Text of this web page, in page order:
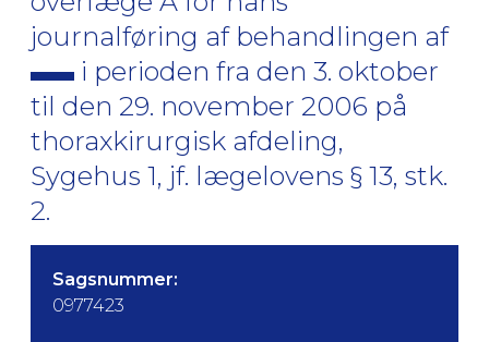
journalføring af behandlingen af
i perioden fra den 3. oktober
til den 29. november 2006 på
thoraxkirurgisk afdeling,
Sygehus 1, jf. lægelovens § 13, stk.
2.
Sagsnummer:
0977423